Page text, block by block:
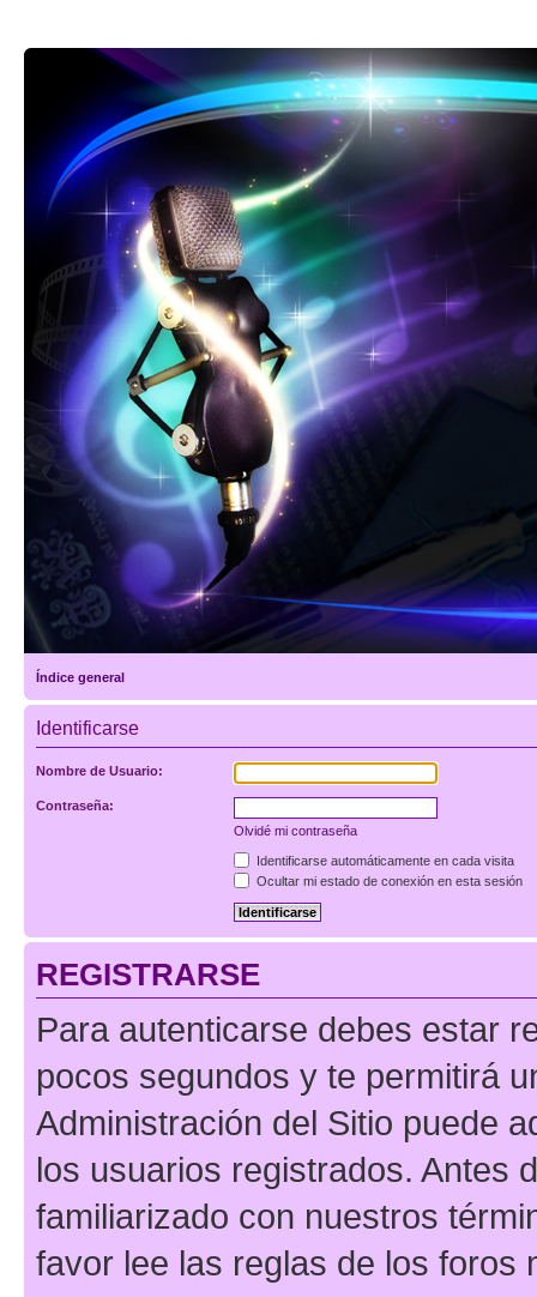
Índice general
Identificarse
Nombre de Usuario:
Contraseña:
Olvidé mi contraseña
Identificarse automáticamente en cada visita
Ocultar mi estado de conexión en esta sesión
REGISTRARSE
Para autenticarse debes estar
pocos segundos y te permitirá
Administración del Sitio puede
los usuarios registrados. Antes
familiarizado con nuestros
favor lee las reglas de los foros